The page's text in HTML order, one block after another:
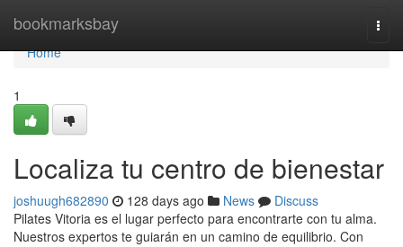
bookmarksbay
Home
Home
1
Localiza tu centro de bienestar
joshuugh682890 128 days ago News
Discuss
Pilates Vitoria es el lugar perfecto para encontrarte con tu alma.
Nuestros expertos te guiarán en un camino de equilibrio. Con